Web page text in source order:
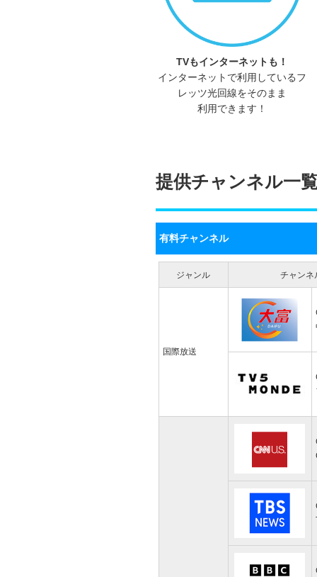
TVもインターネットも！
インターネットで利用しているフ
レッツ光回線をそのまま
利用できます！
提供チャンネル一
有料チャンネル
ジャンル チャンネ
国際放送